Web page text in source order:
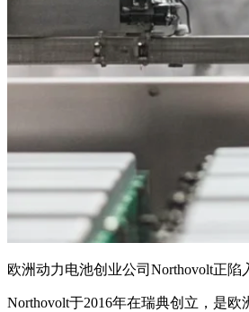
欧洲动力电池创业公司Northovolt正陷
Northovolt于2016年在瑞典创立，是